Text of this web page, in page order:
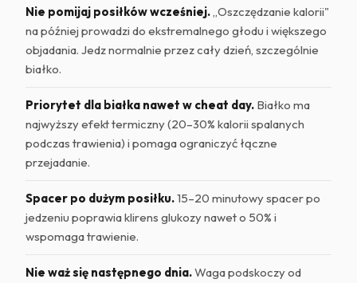
Nie pomijaj posiłków wcześniej.„Oszczędzanie kalorii"
na później prowadzi do ekstremalnego głodu i większego
objadania. Jedz normalnie przez cały dzień, szczególnie
białko.
Priorytet dla białka nawet w cheat day. Białko ma
najwyższy efekt termiczny (20–30% kalorii spalanych
podczas trawienia) i pomaga ograniczyć łączne
przejadanie.
Spacer po dużym posiłku.15–20 minutowy spacer po
jedzeniu poprawia klirens glukozy nawet o 50% i
wspomaga trawienie.
Nie waż się następnego dnia.Waga podskoczy od